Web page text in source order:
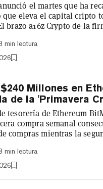
el martes que ha
eleva el capital cripto
brazo a16z Crypto de la
el gigante de mercados
descentralizado
min lectura
Millones en
de la 'Primavera
tesorería de Ethereum
compra semanal
compras mientras la
ETH durante la última
y 101.627 ETH —siendo la
min lectura